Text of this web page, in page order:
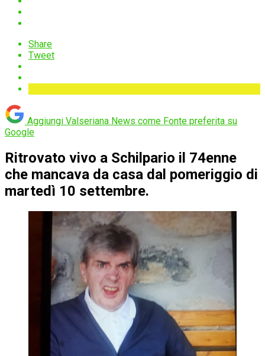
Share
Tweet
Aggiungi Valseriana News come Fonte preferita su
Google
Ritrovato vivo a Schilpario il 74enne
che mancava da casa dal pomeriggio di
martedì 10 settembre.